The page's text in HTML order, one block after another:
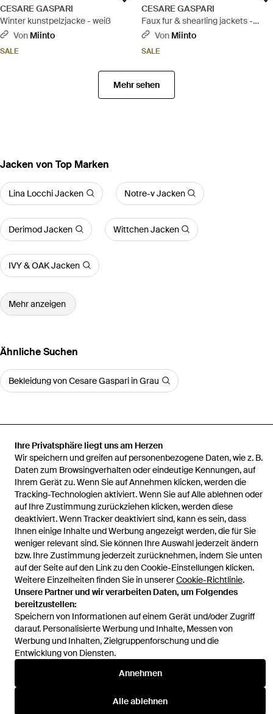
Ihre Privatsphäre liegt uns am Herzen
Wir speichern und greifen auf personenbezogene Daten, wie z. B.
Daten zum Browsingverhalten oder eindeutige Kennungen, auf
Ihrem Gerät zu. Wenn Sie auf Annehmen klicken, werden die
Tracking-Technologien aktiviert. Wenn Sie auf Alle ablehnen oder
auf Ihre Zustimmung zurückziehen klicken, werden diese
deaktiviert. Wenn Tracker deaktiviert sind, kann es sein, dass
Ihnen einige Inhalte und Werbung angezeigt werden, die für Sie
weniger relevant sind. Sie können Ihre Auswahl jederzeit ändern
bzw. Ihre Zustimmung jederzeit zurücknehmen, indem Sie unten
auf der Seite auf den Link zu den Cookie-Einstellungen klicken.
Weitere Einzelheiten finden Sie in unsererCookie-Richtlinie.
Unsere Partner und wir verarbeiten Daten, um Folgendes
bereitzustellen:
Speichern von Informationen auf einem Gerät und/oder Zugriff
darauf. Personalisierte Werbung und Inhalte, Messen von
Werbung und Inhalten, Zielgruppenforschung und die
Entwicklung von Diensten.
Annehmen
Alle ablehnen
CESARE GASPARI
Winter kunstpelzjacke - weiß
Von Miinto
SALE
CESARE GASPARI
Faux fur & shearling jackets -
Braun
Von Miinto
SALE
Mehr sehen
Jacken von Top Marken
Lina Locchi Jacken Notre-v Jacken
Derimod Jacken Wittchen Jacken
IVY & OAK Jacken
Mehr anzeigen
Ähnliche Suchen
Bekleidung von Cesare Gaspari in Grau
Startseite Damen Jacken
Eleganter grauer kunstpelzmantel -
luxuriöse winterbekleidung für frauen
Hilfe und Informationen